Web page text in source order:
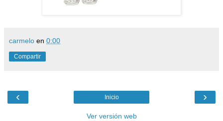
carmelo en 0:00
Compartir
‹ ›
Inicio
Ver versión web